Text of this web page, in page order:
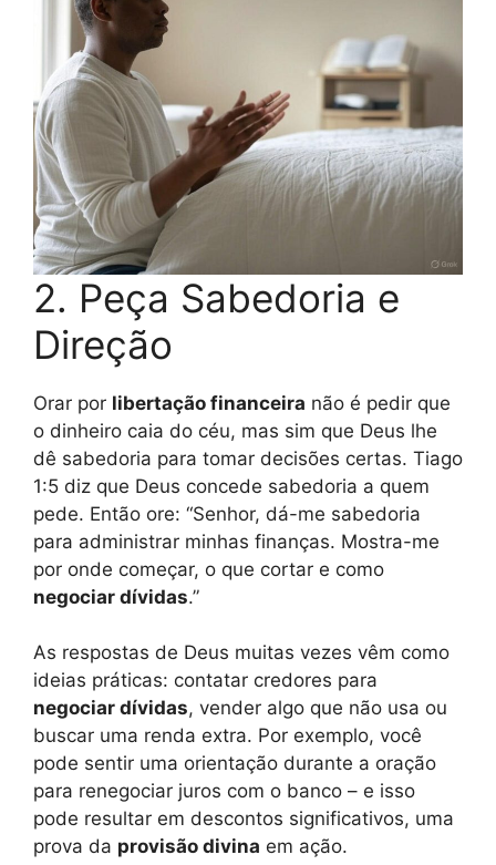
2. Peça Sabedoria e
Direção
Orar por libertação financeira não é pedir que
o dinheiro caia do céu, mas sim que Deus lhe
dê sabedoria para tomar decisões certas. Tiago
1:5 diz que Deus concede sabedoria a quem
pede. Então ore: “Senhor, dá-me sabedoria
para administrar minhas finanças. Mostra-me
por onde começar, o que cortar e como
negociar dívidas.”
As respostas de Deus muitas vezes vêm como
ideias práticas: contatar credores para
negociar dívidas, vender algo que não usa ou
buscar uma renda extra. Por exemplo, você
pode sentir uma orientação durante a oração
para renegociar juros com o banco – e isso
pode resultar em descontos significativos, uma
prova da provisão divina em ação.